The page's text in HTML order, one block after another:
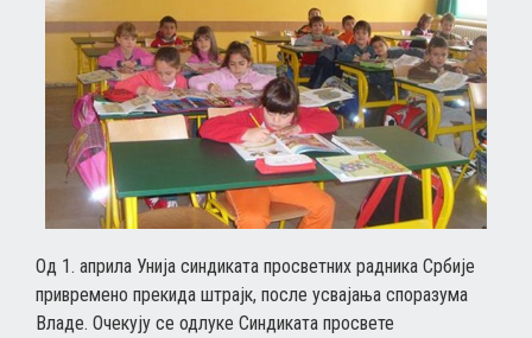
Од 1. априла Унија синдиката просветних радника Србије
привремено прекида штрајк, после усвајања споразума
Владе. Очекују се одлуке Синдиката просвете